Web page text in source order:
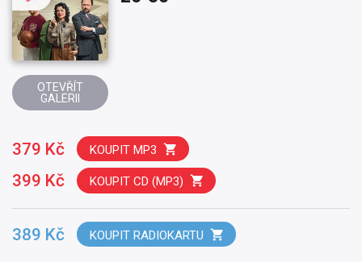
OTEVŘÍT
GALERII
379 Kč KOUPIT MP3
399 Kč KOUPIT CD (MP3)
389 Kč KOUPIT RADIOKARTU